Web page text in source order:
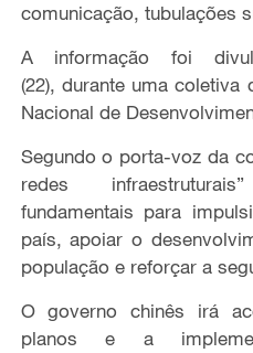
comunicação, tubulações
A informação foi
(22), durante umacoletiva
Nacional de
Segundo o porta-voz da c
redes infraestruturais”
fundamentais para
país, apoiar o
população e reforçar a
O governo chinês irá
planos e a